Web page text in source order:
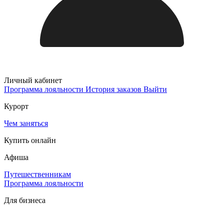
Личный кабинет
Программа лояльности История заказов Выйти
Курорт
Чем заняться
Купить онлайн
Афиша
Путешественникам
Программа лояльности
Для бизнеса